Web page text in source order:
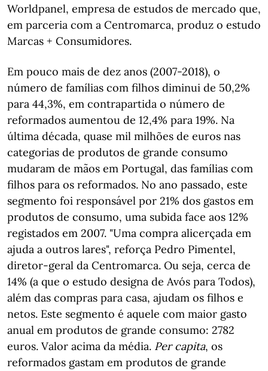
Worldpanel, empresa de estudos de mercado que,
em parceria com a Centromarca, produz o estudo
Marcas + Consumidores.
Em pouco mais de dez anos (2007-2018), o
número de famílias com filhos diminui de 50,2%
para 44,3%, em contrapartida o número de
reformados aumentou de 12,4% para 19%. Na
última década, quase mil milhões de euros nas
categorias de produtos de grande consumo
mudaram de mãos em Portugal, das famílias com
filhos para os reformados. No ano passado, este
segmento foi responsável por 21% dos gastos em
produtos de consumo, uma subida face aos 12%
registados em 2007. "Uma compra alicerçada em
ajuda a outros lares", reforça Pedro Pimentel,
diretor-geral da Centromarca. Ou seja, cerca de
14% (a que o estudo designa de Avós para Todos),
além das compras para casa, ajudam os filhos e
netos. Este segmento é aquele com maior gasto
anual em produtos de grande consumo: 2782
euros. Valor acima da média. Per capita, os
reformados gastam em produtos de grande